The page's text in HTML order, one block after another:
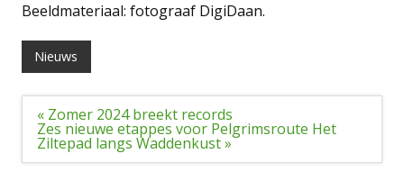
Beeldmateriaal: fotograaf DigiDaan.
Nieuws
Bericht
navigatie
« Zomer 2024 breekt records
Zes nieuwe etappes voor Pelgrimsroute Het
Ziltepad langs Waddenkust »